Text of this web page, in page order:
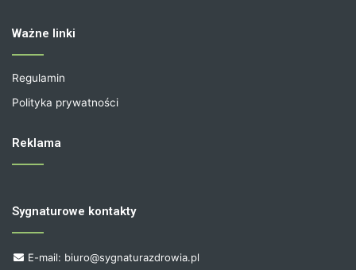
Ważne linki
Regulamin
Polityka prywatności
Reklama
Sygnaturowe kontakty
E-mail: biuro@sygnaturazdrowia.pl